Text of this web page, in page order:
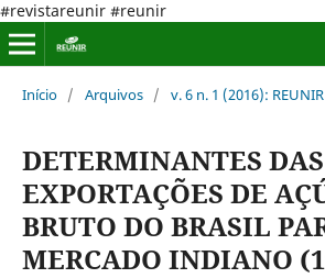
#revistareunir #reunir
Início / Arquivos / v. 6 n. 1 (2016): REUNIR
DETERMINANTES DAS
EXPORTAÇÕES DE
BRUTO DO BRASIL
MERCADO INDIANO